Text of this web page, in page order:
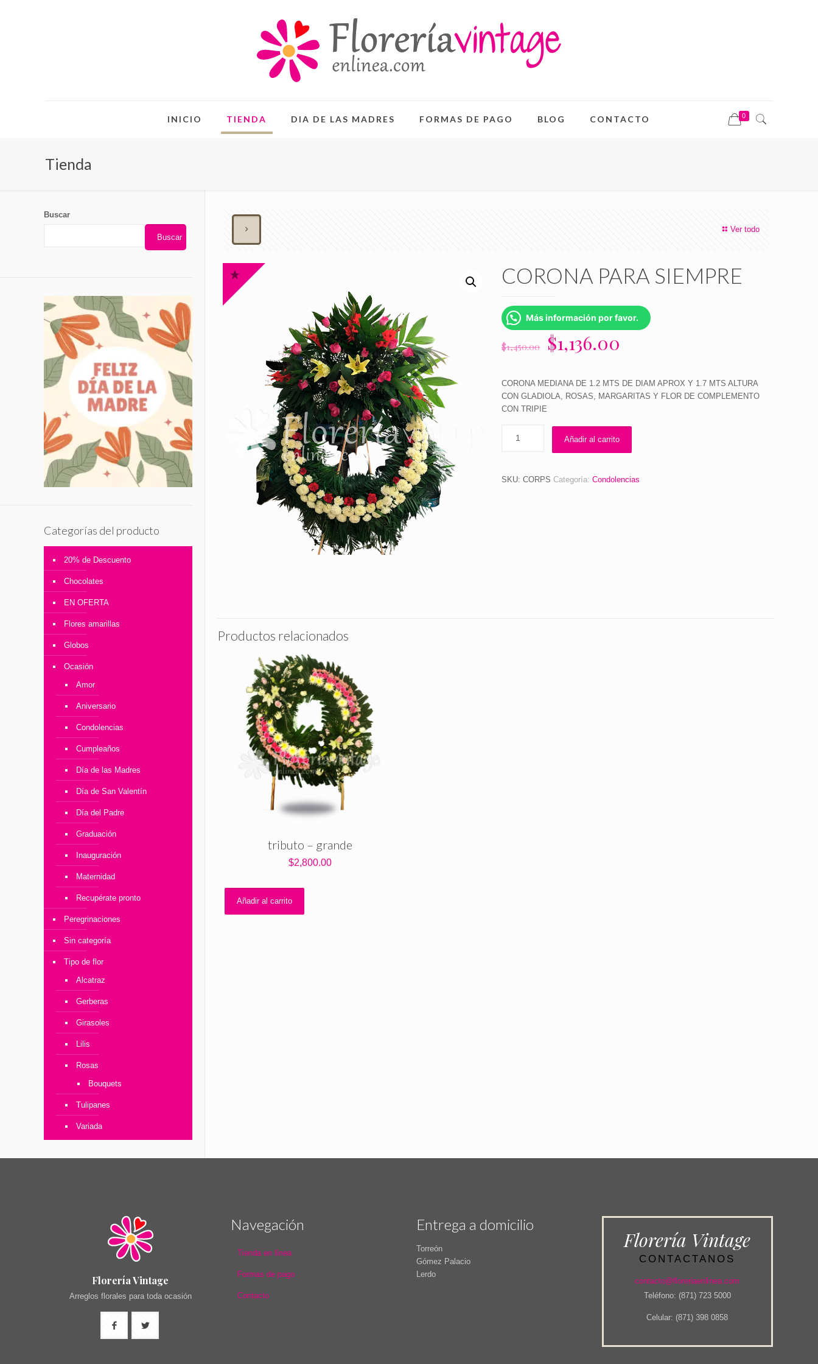
INICIO TIENDA DIA DE LAS MADRES FORMAS DE PAGO BLOG CONTACTO 0
Tienda
Ver todo
CORONA PARA SIEMPRE
Más información por favor.
$1,450.00 El
precio
original
era:
$1,450.00.
$1,136.00
actual
es:
CORONA MEDIANA DE 1.2 MTS DE DIAM APROX Y 1.7 MTS ALTURA
CON GLADIOLA, ROSAS, MARGARITAS Y FLOR DE COMPLEMENTO
CON TRIPIE
Añadir al carrito
SKU: CORPS Categoría: Condolencias
Productos relacionados
tributo – grande
$2,800.00
Añadir al carrito
Buscar
Buscar
Categorías del producto
20% de Descuento
Chocolates
EN OFERTA
Flores amarillas
Globos
Ocasión
Amor
Aniversario
Condolencias
Cumpleaños
Día de las Madres
Día de San Valentín
Día del Padre
Graduación
Inauguración
Maternidad
Recupérate pronto
Peregrinaciones
Sin categoría
Tipo de flor
Alcatraz
Gerberas
Girasoles
Lilis
Rosas
Bouquets
Tulipanes
Variada
Florería Vintage
Arreglos florales para toda ocasión
Navegación
Tienda en línea
Formas de pago
Contacto
Entrega a domicilio
Torreón
Gómez Palacio
Lerdo
Florería Vintage
CONTACTANOS
contacto@floreriaenlinea.com
Teléfono: (871) 723 5000
Celular: (871) 398 0858